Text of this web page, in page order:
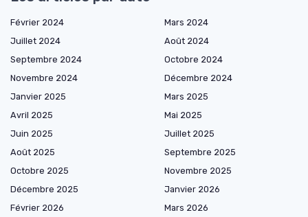
Février 2024
Mars 2024
Juillet 2024
Août 2024
Septembre 2024
Octobre 2024
Novembre 2024
Décembre 2024
Janvier 2025
Mars 2025
Avril 2025
Mai 2025
Juin 2025
Juillet 2025
Août 2025
Septembre 2025
Octobre 2025
Novembre 2025
Décembre 2025
Janvier 2026
Février 2026
Mars 2026